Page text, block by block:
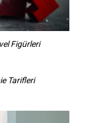
Figürleri
Tarifleri